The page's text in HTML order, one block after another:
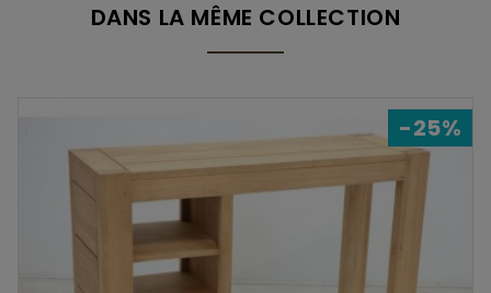
DANS LA MÊME COLLECTION
-25%